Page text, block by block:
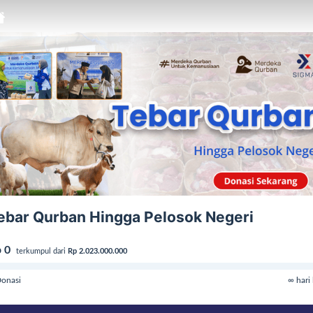
Qurban Hingga Pelosok Negeri
0 terkumpul dari Rp 2.023.000.000
∞ hari